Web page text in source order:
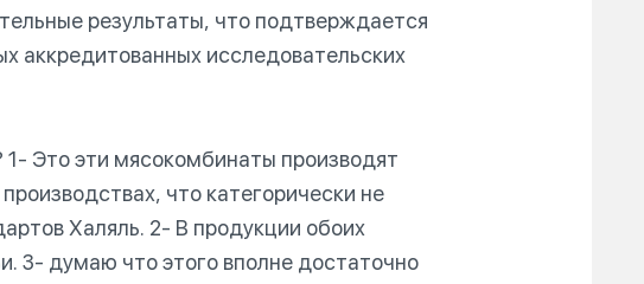
результаты, что подтверждается
аккредитованных исследовательских
1- Это эти мясокомбинаты производят
что категорически не
Халяль. 2- В продукции обоих
3- думаю что этого вполне достаточно